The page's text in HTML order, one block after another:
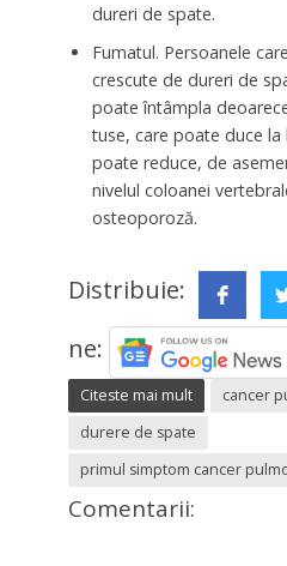
dureri de spate.
Fumatul. Persoanele
crescute de dureri de
poate întâmpla
tuse, care poate duce la
poate reduce, de
nivelul coloanei
osteoporoză.
Distribuie:
ne:
Citeste mai mult
cancer
durere de spate
primul simptom cancer
Comentarii: